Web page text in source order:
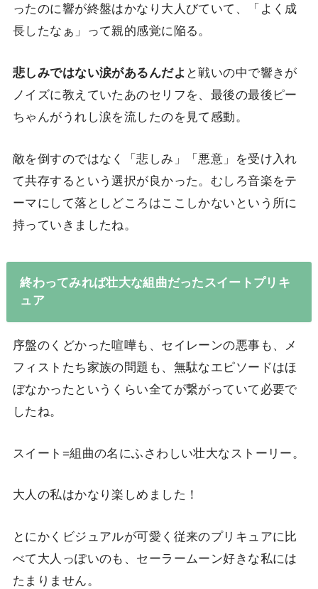
ったのに響が終盤はかなり大人びていて、「よく成
長したなぁ」って親的感覚に陥る。
悲しみではない涙があるんだよ と戦いの中で響きが
ノイズに教えていたあのセリフを、最後の最後ピー
ちゃんがうれし涙を流したのを見て感動。
敵を倒すのではなく「悲しみ」「悪意」を受け入れ
て共存するという選択が良かった。むしろ音楽をテ
ーマにして落としどころはここしかないという所に
持っていきましたね。
終わってみれば壮大な組曲だったスイートプリキ
ュア
序盤のくどかった喧嘩も、セイレーンの悪事も、メ
フィストたち家族の問題も、無駄なエピソードはほ
ぼなかったというくらい全てが繋がっていて必要で
したね。
スイート=組曲の名にふさわしい壮大なストーリー。
大人の私はかなり楽しめました！
とにかくビジュアルが可愛く従来のプリキュアに比
べて大人っぽいのも、セーラームーン好きな私には
たまりません。